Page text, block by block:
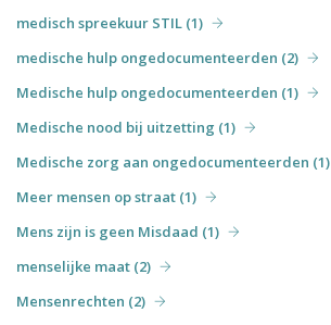
medisch spreekuur STIL (1)
medische hulp ongedocumenteerden (2)
Medische hulp ongedocumenteerden (1)
Medische nood bij uitzetting (1)
Medische zorg aan ongedocumenteerden (1)
Meer mensen op straat (1)
Mens zijn is geen Misdaad (1)
menselijke maat (2)
Mensenrechten (2)